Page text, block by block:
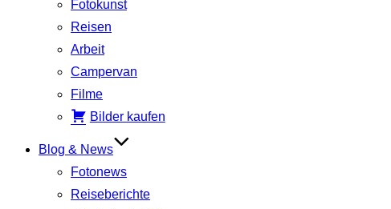
Fotokunst
Reisen
Arbeit
Campervan
Filme
Bilder kaufen
Blog & News
Fotonews
Reiseberichte